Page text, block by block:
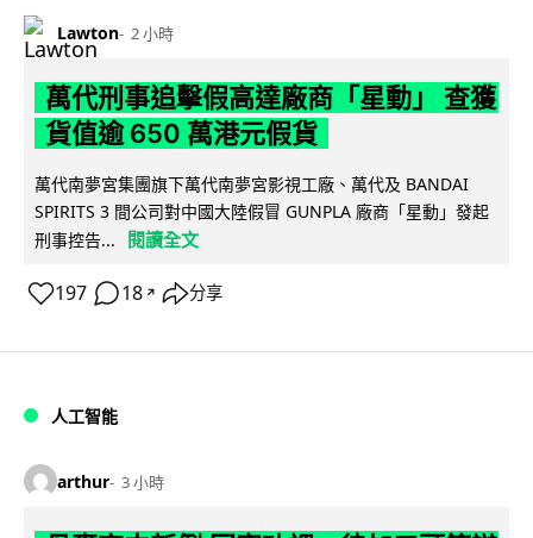
Lawton 2 小時
萬代刑事追擊假高達廠商「星動」 查獲
貨值逾 650 萬港元假貨
萬代南夢宮集團旗下萬代南夢宮影視工廠、萬代及 BANDAI
SPIRITS 3 間公司對中國大陸假冒 GUNPLA 廠商「星動」發起
刑事控告...
閱讀全文
197 18 ↗ 分享
人工智能
arthur 3 小時